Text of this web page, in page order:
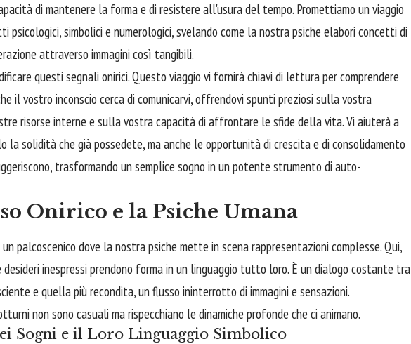
di mantenere la forma e di resistere all'usura del tempo. Promettiamo un viaggio
psicologici, simbolici e numerologici, svelando come la nostra psiche elabori concetti di
attraverso immagini così tangibili.
questi segnali onirici. Questo viaggio vi fornirà chiavi di lettura per comprendere
il vostro inconscio cerca di comunicarvi, offrendovi spunti preziosi sulla vostra
risorse interne e sulla vostra capacità di affrontare le sfide della vita. Vi aiuterà a
la solidità che già possedete, ma anche le opportunità di crescita e di consolidamento
trasformando un semplice sogno in un potente strumento di auto-
Onirico e la Psiche Umana
palcoscenico dove la nostra psiche mette in scena rappresentazioni complesse. Qui,
desideri inespressi prendono forma in un linguaggio tutto loro. È un dialogo costante tra
e quella più recondita, un flusso ininterrotto di immagini e sensazioni.
non sono casuali ma rispecchiano le dinamiche profonde che ci animano.
Sogni e il Loro Linguaggio Simbolico